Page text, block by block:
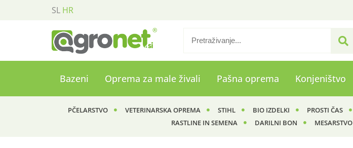
SL HR
Bazeni Oprema za male živali Pašna oprema Konjeništvo
PČELARSTVO VETERINARSKA OPREMA STIHL BIO IZDELKI PROSTI ČAS
RASTLINE IN SEMENA
DARILNI BON MESARSTVO